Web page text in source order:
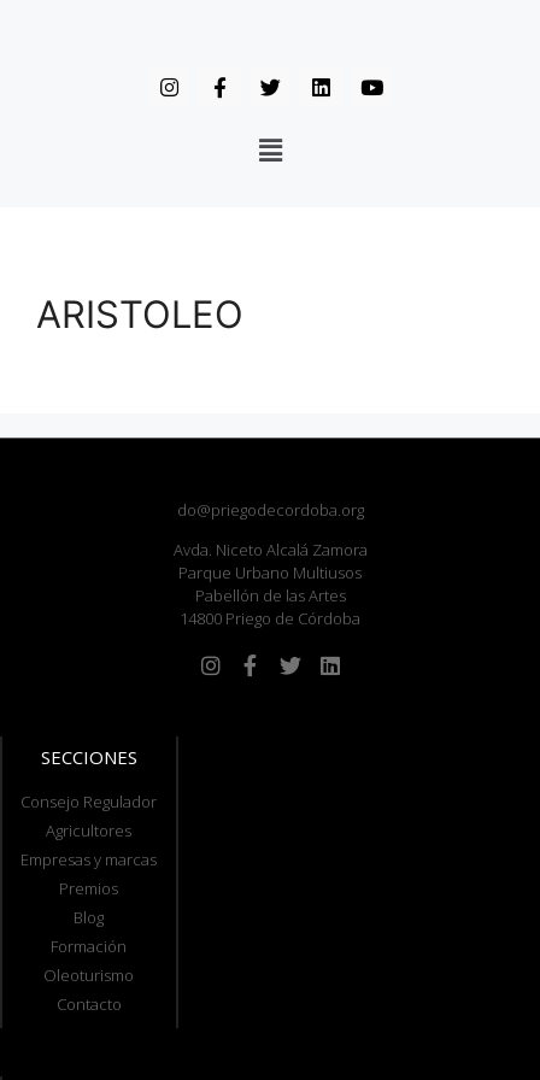
ARISTOLEO
do@priegodecordoba.org
Avda. Niceto Alcalá Zamora
Parque Urbano Multiusos
Pabellón de las Artes
14800 Priego de Córdoba
SECCIONES
Consejo Regulador
Agricultores
Empresas y marcas
Premios
Blog
Formación
Oleoturismo
Contacto